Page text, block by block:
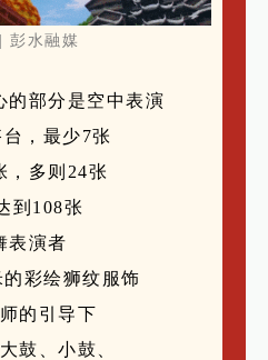
彭水融媒
的部分是空中表演
，最少7张
，多则24张
到108张
表演者
彩绘狮纹服饰
的引导下
鼓、小鼓、